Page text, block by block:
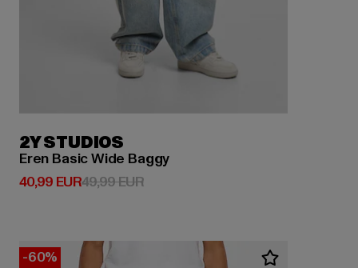
2Y STUDIOS
Eren Basic Wide Baggy
40,99 EUR
Derzeitiger Preis: 40,99 EUR
49,99 EURAktionspreis: 49,99 EUR
-60%